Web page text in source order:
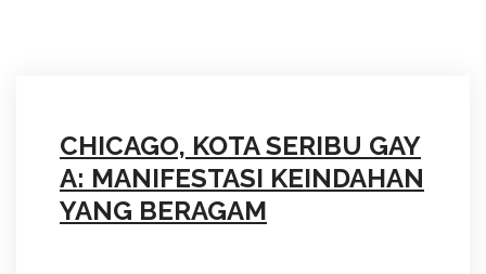
CHICAGO, KOTA SERIBU GAY
A: MANIFESTASI KEINDAHAN
YANG BERAGAM